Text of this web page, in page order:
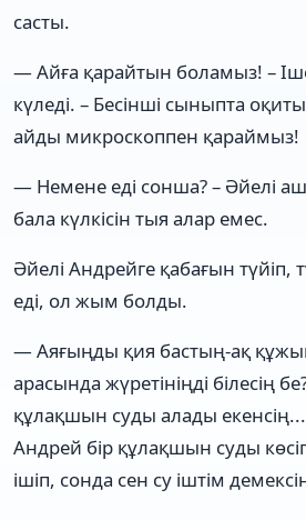
састы.
— Айға қарайтын боламыз! –
күледі. – Бесінші сыныпта
айды микроскоппен қараймыз!
— Немене еді сонша? – Әйелі
бала күлкісін тыя алар емес.
Әйелі Андрейге қабағын түйіп,
еді, ол жым болды.
— Аяғыңды қия бастың-ақ
арасында жүретініңді білесің
құлақшын суды алады
Андрей бір құлақшын суды
ішіп, сонда сен су іштім